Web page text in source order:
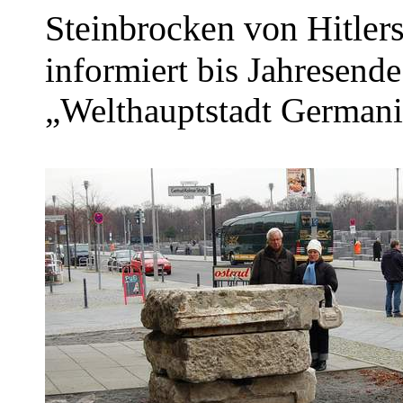
Steinbrocken von
informiert bis
„Welthauptstadt